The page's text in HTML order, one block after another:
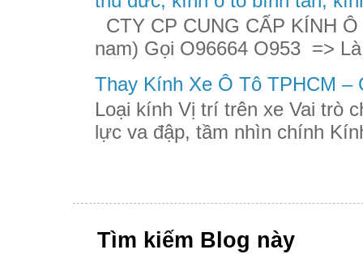
CTY CP CUNG CẤP KÍNH
nam) Gọi O96664 O953 =>
Thay Kính Xe Ô Tô TPHCM –
Loại kính Vị trí trên xe Vai trò
lực va đập, tầm nhìn chính
Tìm kiếm Blog này